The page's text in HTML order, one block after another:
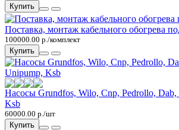
Купить
Поставка, монтаж кабельного обогрева
100000.00 р./комплект
Купить
Насосы Grundfos, Wilo, Cnp, Pedrollo, Dab,
Ksb
60000.00 р./шт
Купить